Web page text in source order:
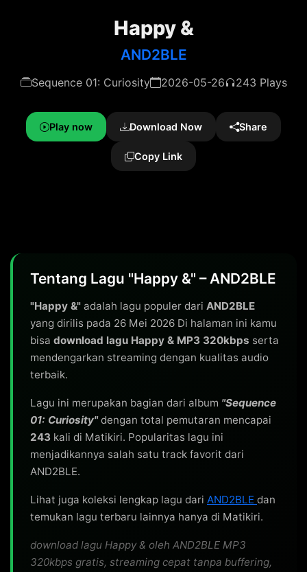
Happy &
AND2BLE
Sequence 01: Curiosity 2026-05-26 243 Plays
Play now Download Now Share
Copy Link
Tentang Lagu "Happy &" – AND2BLE
"Happy &" adalah lagu populer dari AND2BLE
yang dirilis pada 26 Mei 2026 Di halaman ini kamu
bisa download lagu Happy & MP3 320kbps serta
mendengarkan streaming dengan kualitas audio
terbaik.
Lagu ini merupakan bagian dari album "Sequence
01: Curiosity"dengan total pemutaran mencapai
243 kali di Matikiri. Popularitas lagu ini
menjadikannya salah satu track favorit dari
AND2BLE.
Lihat juga koleksi lengkap lagu dari AND2BLE dan
temukan lagu terbaru lainnya hanya di Matikiri.
download lagu Happy & oleh AND2BLE MP3
320kbps gratis, streaming cepat tanpa buffering,